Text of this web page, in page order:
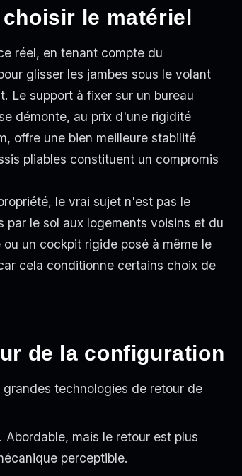
le matériel
réel, en tenant compte du
glisser les jambes sous le volant
Le support à fixer sur un bureau
démonte, au prix d'une rigidité
offre une bien meilleure stabilité
pliables constituent un compromis
le vrai sujet n'est pas le
par le sol aux logements voisins et du
un cockpit rigide posé à même le
cela conditionne certains choix de
de la configuration
technologies de retour de
mais le retour est plus
perceptible.